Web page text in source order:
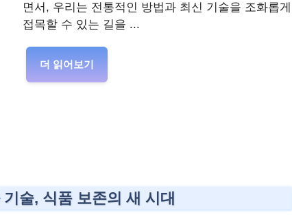
면서, 우리는 전통적인 방법과 최신 기술을 조화롭게
접목할 수 있는 길을 ...
더 읽어보기
술, 식품 보존의 새 시대